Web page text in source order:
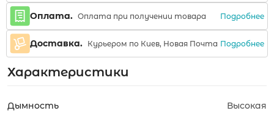
Оплата. Оплата при получении товара Подробнее
Доставка. Курьером по Киев, Новая Почта Подробнее
Характеристики
Дымность Высокая